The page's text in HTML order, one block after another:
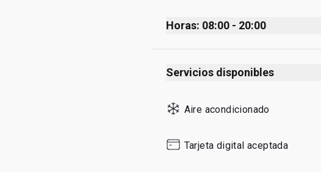
Horas: 08:00 - 20:00
Monday
Tuesday
Thursday
Friday
Servicios disponibles
Aire acondicionado
Tarjeta digital aceptada